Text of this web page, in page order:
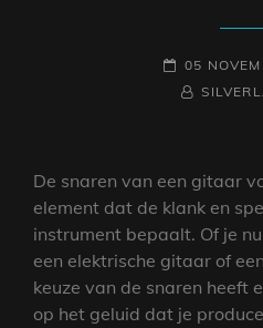
GEPLAATST
OP
05
BYLINE
De snaren van een gitaar
element dat de klank en
instrument bepaalt. Of je
een elektrische gitaar of
keuze van de snaren heeft
op het geluid dat je